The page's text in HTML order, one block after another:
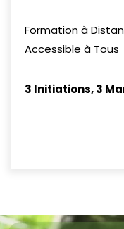
Formation à
Accessible à Tous
3 Initiations, 3